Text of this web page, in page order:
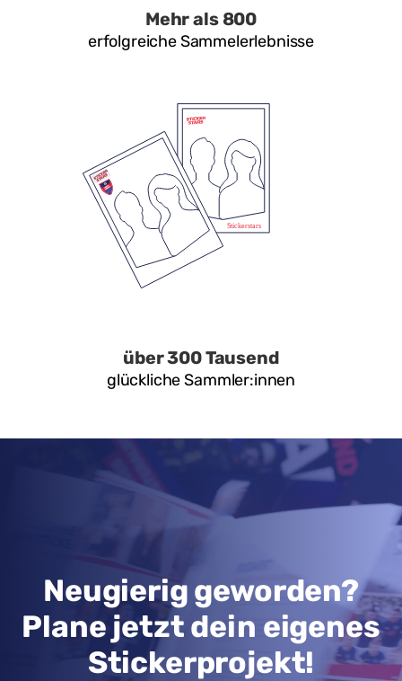
Mehr als 800
erfolgreiche Sammelerlebnisse
über 300 Tausend
glückliche Sammler:innen
Neugierig geworden?
Plane jetzt dein eigenes
Stickerprojekt!